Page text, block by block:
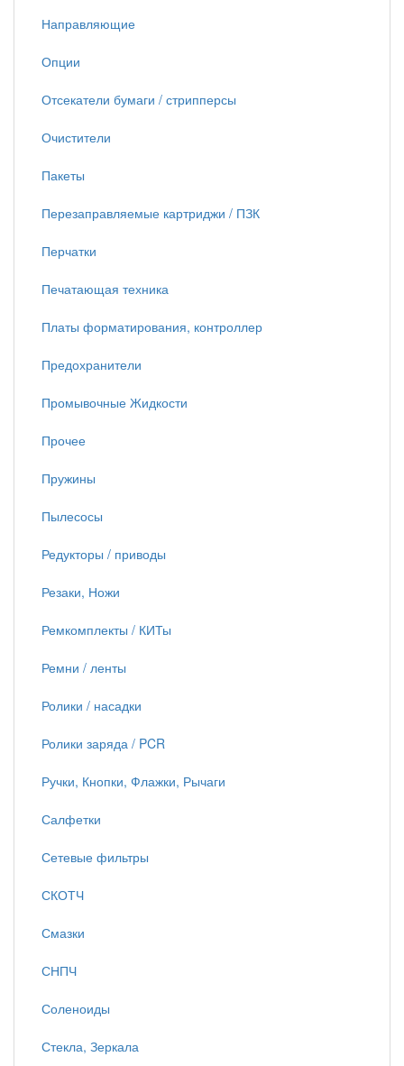
Направляющие
Опции
Отсекатели бумаги / стрипперсы
Очистители
Пакеты
Перезаправляемые картриджи / ПЗК
Перчатки
Печатающая техника
Платы форматирования, контроллер
Предохранители
Промывочные Жидкости
Прочее
Пружины
Пылесосы
Редукторы / приводы
Резаки, Ножи
Ремкомплекты / КИТы
Ремни / ленты
Ролики / насадки
Ролики заряда / PCR
Ручки, Кнопки, Флажки, Рычаги
Салфетки
Сетевые фильтры
СКОТЧ
Смазки
СНПЧ
Соленоиды
Стекла, Зеркала